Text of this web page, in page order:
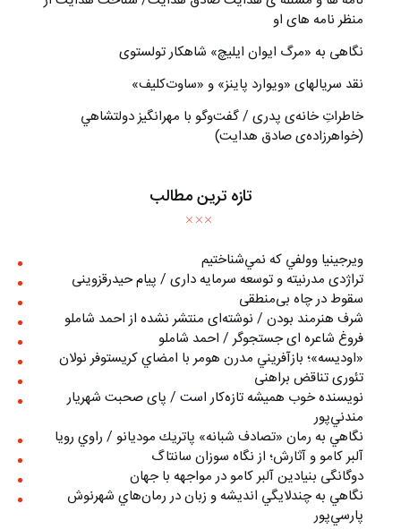
منظر نامه های او
نگاهی به «مرگ ايوان ايليچ» شاهکار تولستوی
نقد سریالهای «ویوارد پاینز» و «ساوت‌کلیف»
خاطراتِ خانه‌ی پدری / گفت‌وگو با مهرانگيز دولتشاهي
(خواهرزاده‌ی صادق هدايت)
تازه ترین مطالب
ويرجينيا وولفي كه نمي‌شناختيم
تراژدی مدرنیته و توسعه سرمایه داری / پیام حیدرقزوینی
سقوط در چاه بی‌منطقی
شرف هنرمند بودن / نوشته‌ای منتشر نشده از احمد شاملو
فروغ شاعره ای جستجوگر / احمد شاملو
«اوديسه»؛ بازآفريني مدرن هومر با امضاي كريستوفر نولان
تئوری تناقض براهنی
نويسنده خوب هميشه تازه‌كار است / پای صحبت شهريار
مندني‌پور
نگاهي به رمان «تصادف شبانه» پاتريك موديانو / راوي رويا
آلبر کامو و آثارش؛ از نگاه سوزان سانتاگ
دوگانگی بنیادین آلبر کامو در مواجهه با جهان
نگاهي به چندلايگي انديشه و زبان در رمان‌هاي شهرنوش
پارسي‌پور